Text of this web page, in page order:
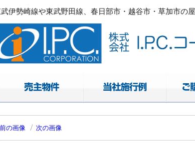
伊勢崎線や東武野田線、春日部市・越谷市・草加市の
日部・越谷・草加の不動産。I.P.C.コーポレーション。屋
武伊勢崎線や東武野田線.春日部市・越谷市・草加市の
前の画像 次の画像